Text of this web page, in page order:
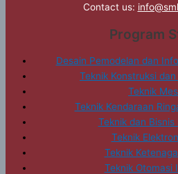
Contact us:
Program
Desain Pemodelan dan
Teknik Konstruksi
Teknik
Teknik Kendaraan
Teknik dan
Teknik
Teknik
Teknik Otomasi